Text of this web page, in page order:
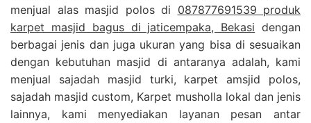
menjual alas masjid polos di 087877691539 produk
karpet masjid bagus di jaticempaka, Bekasi dengan
berbagai jenis dan juga ukuran yang bisa di sesuaikan
dengan kebutuhan masjid di antaranya adalah, kami
menjual sajadah masjid turki, karpet amsjid polos,
sajadah masjid custom, Karpet musholla lokal dan jenis
lainnya, kami menyediakan layanan pesan antar